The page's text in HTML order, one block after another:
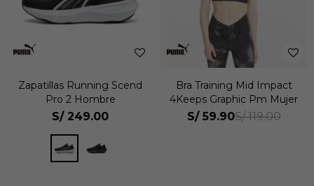
Zapatillas Running Scend
Pro 2 Hombre
S/ 249.00
Bra Training Mid Impact
4Keeps Graphic Pm Mujer
S/ 59.90S/ 119.00